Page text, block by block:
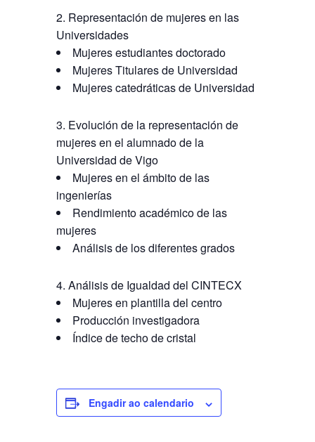
Representación de mujeres en las
Universidades
Mujeres estudiantes doctorado
Mujeres Titulares de Universidad
Mujeres catedráticas de Universidad
Evolución de la representación de
mujeres en el alumnado de la
Universidad de Vigo
Mujeres en el ámbito de las
ingenierías
Rendimiento académico de las
mujeres
Análisis de los diferentes grados
Análisis de Igualdad del CINTECX
Mujeres en plantilla del centro
Producción investigadora
Índice de techo de cristal
Engadir ao calendario